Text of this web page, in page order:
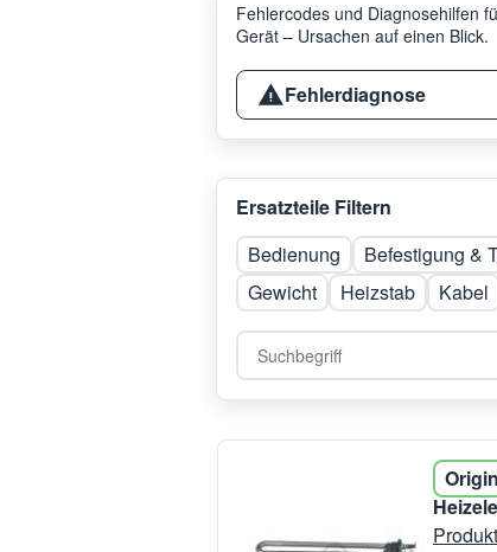
Fehlercodes und Diagnosehilfen
Gerät – Ursachen auf einen Blick.
Fehlerdiagnose
Ersatzteile Filtern
Bedienung
Befestigung &
Gewicht
Heizstab Kabel